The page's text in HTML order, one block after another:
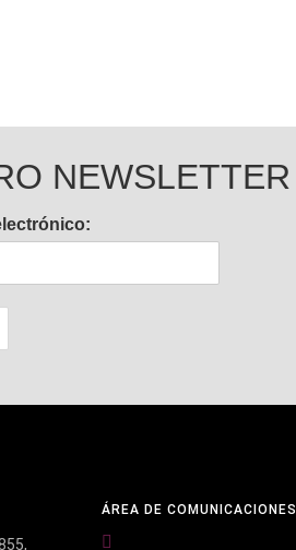
NEWSLETTER
ÁREA DE COMUNICACIONES